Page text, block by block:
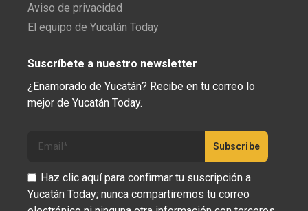
Aviso de privacidad
El equipo de Yucatán Today
Suscríbete a nuestro newsletter
¿Enamorado de Yucatán? Recibe en tu correo lo
mejor de Yucatán Today.
Haz clic aquí para confirmar tu suscripción a
Yucatán Today; nunca compartiremos tu correo